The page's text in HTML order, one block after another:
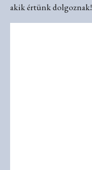
akik értünk dolgoznak!